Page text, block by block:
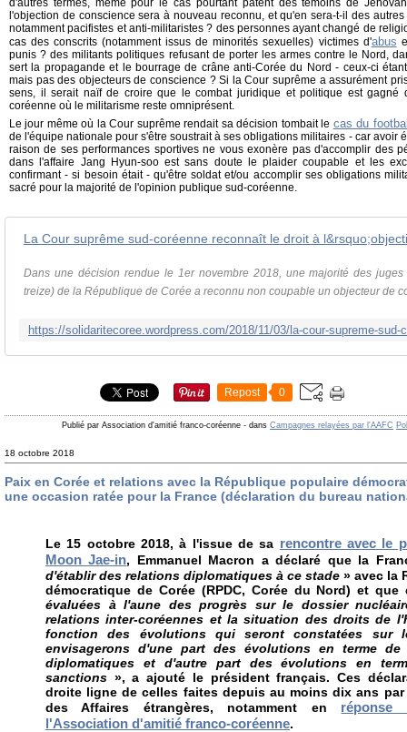
d'autres termes, même pour le cas pourtant patent des témoins de
l'objection de conscience sera à nouveau reconnu, et qu'en sera-t-il des
notamment pacifistes et anti-militaristes ? des personnes ayant changé de
cas des conscrits (notamment issus de minorités sexuelles) victimes d'abus
punis ? des militants politiques refusant de porter les armes contre le Nord,
sert la propagande et le bourrage de crâne anti-Corée du Nord - ceux-ci
mais pas des objecteurs de conscience ? Si la Cour suprême a assurément
sens, il serait naïf de croire que le combat juridique et politique est gagné
coréenne où le militarisme reste omniprésent.
Le jour même où la Cour suprême rendait sa décision tombait le cas du
de l'équipe nationale pour s'être soustrait à ses obligations militaires - car avoir
raison de ses performances sportives ne vous exonère pas d'accomplir des
dans l'affaire Jang Hyun-soo est sans doute le plaider coupable et les
confirmant - si besoin était - qu'être soldat et/ou accomplir ses obligations
sacré pour la majorité de l'opinion publique sud-coréenne.
Dans une décision rendue le 1er novembre 2018, une majorité des
treize) de la République de Corée a reconnu non coupable un objecteur de
Repost 0
Publié par Association d'amitié franco-coréenne - dans Campagnes relayées par l'AAFC
18 octobre 2018
Paix en Corée et relations avec la République populaire
une occasion ratée pour la France (déclaration du bureau
Le 15 octobre 2018, à l'issue de sa rencontre avec le
Moon Jae-in, Emmanuel Macron a déclaré que la
d'établir des relations diplomatiques à ce stade » avec la
démocratique de Corée (RPDC, Corée du Nord) et
évaluées à l'aune des progrès sur le dossier
relations inter-coréennes et la situation des droits de
fonction des évolutions qui seront constatées sur
envisagerons d'une part des évolutions en terme de
diplomatiques et d'autre part des évolutions en
sanctions », a ajouté le président français. Ces
droite ligne de celles faites depuis au moins dix ans
des Affaires étrangères, notamment en réponse
l'Association d'amitié franco-coréenne.